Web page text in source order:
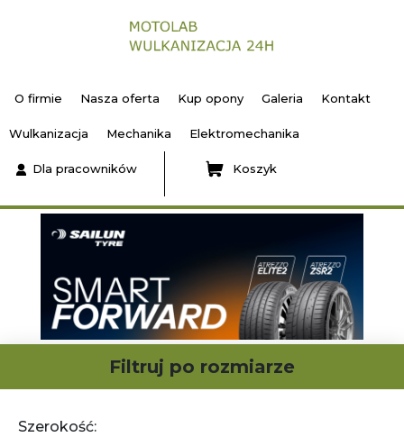
O firmie Nasza oferta Kup opony Galeria Kontakt
Wulkanizacja Mechanika Elektromechanika
Dla pracowników Koszyk
Filtruj po rozmiarze
Szerokość: